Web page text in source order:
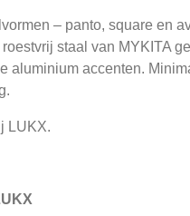
– panto, square en
staal van MYKITA
aluminium accenten.
LUKX.